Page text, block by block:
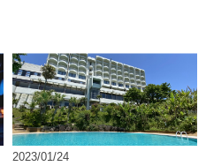
2023/01/24